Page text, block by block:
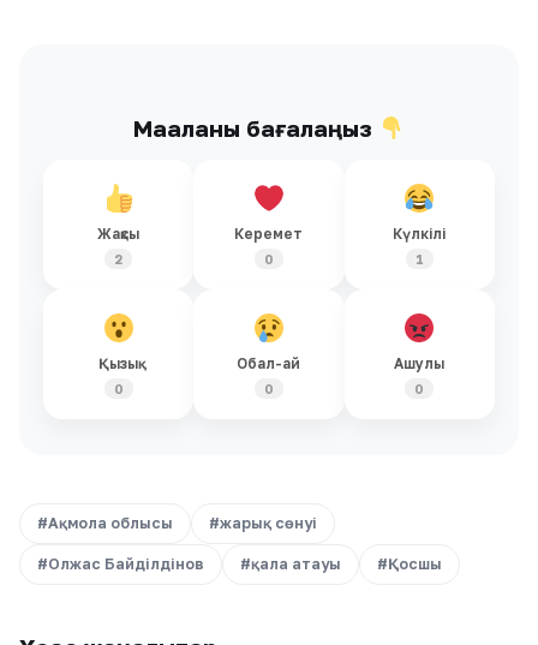
Мақаланы бағалаңыз
Жақсы
2
Керемет
0
Күлкілі
1
Қызық
0
Обал-ай
0
Ашулы
0
#Ақмола облысы #жарық сөнуі
#Олжас Байділдінов #қала атауы #Қосшы